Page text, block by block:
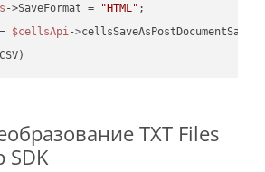
->SaveFormat = "HTML"
= $cellsApi-
TXT Files
SDK